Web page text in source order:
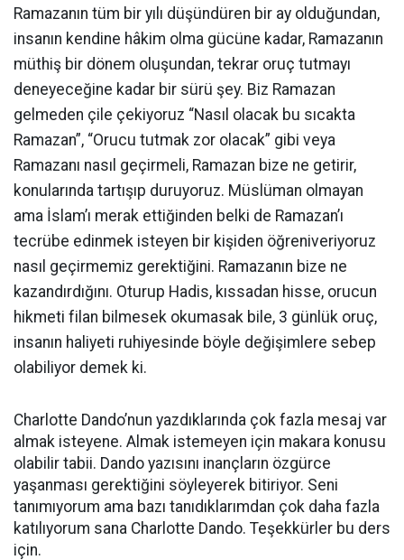
Ramazanın tüm bir yılı düşündüren bir ay olduğundan,
insanın kendine hâkim olma gücüne kadar, Ramazanın
müthiş bir dönem oluşundan, tekrar oruç tutmayı
deneyeceğine kadar bir sürü şey. Biz Ramazan
gelmeden çile çekiyoruz “Nasıl olacak bu sıcakta
Ramazan”, “Orucu tutmak zor olacak” gibi veya
Ramazanı nasıl geçirmeli, Ramazan bize ne getirir,
konularında tartışıp duruyoruz. Müslüman olmayan
ama İslam’ı merak ettiğinden belki de Ramazan’ı
tecrübe edinmek isteyen bir kişiden öğreniveriyoruz
nasıl geçirmemiz gerektiğini. Ramazanın bize ne
kazandırdığını. Oturup Hadis, kıssadan hisse, orucun
hikmeti filan bilmesek okumasak bile, 3 günlük oruç,
insanın haliyeti ruhiyesinde böyle değişimlere sebep
olabiliyor demek ki.
Charlotte Dando’nun yazdıklarında çok fazla mesaj var
almak isteyene. Almak istemeyen için makara konusu
olabilir tabii. Dando yazısını inançların özgürce
yaşanması gerektiğini söyleyerek bitiriyor. Seni
tanımıyorum ama bazı tanıdıklarımdan çok daha fazla
katılıyorum sana Charlotte Dando. Teşekkürler bu ders
için.